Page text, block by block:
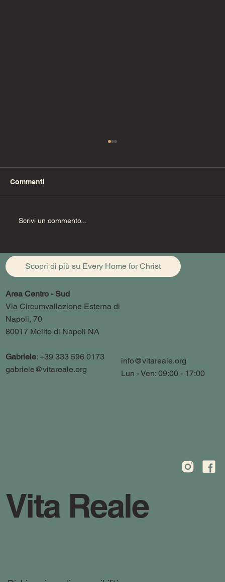
Commenti
Scrivi un commento...
Scopri di più su Every Home for Christ
Area Centro - Sud
Via Circumvallazione Esterna di
Napoli, 70
80017 Melito di Napoli NA
Gabriele: +39 333 596 0173
gabriele@vitareale.org
info@vitareale.org
Lun - Ven: 09:00 - 17:00
Vita Reale